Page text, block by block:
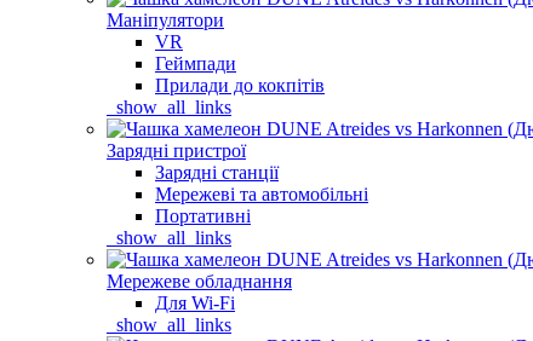
Маніпулятори
VR
Геймпади
Прилади до кокпітів
_show_all_links
Зарядні пристрої
Зарядні станції
Мережеві та автомобільні
Портативні
_show_all_links
Мережеве обладнання
Для Wi-Fi
_show_all_links